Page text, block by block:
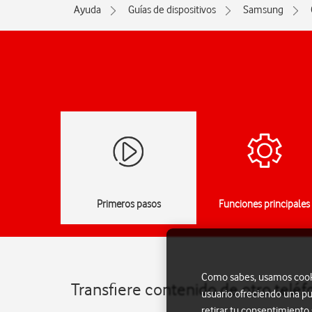
Ayuda Guías de dispositivos Samsung
Primeros pasos Funciones principales
Transfiere contenido de otro
Como sabes, usamos
usuario ofreciendo una